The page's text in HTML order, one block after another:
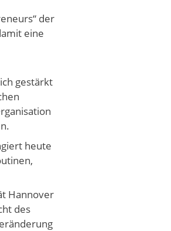
der
eine
gestärkt
heute
Hannover
des